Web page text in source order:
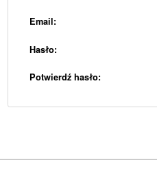
Email:
Hasło:
Potwierdź hasło: